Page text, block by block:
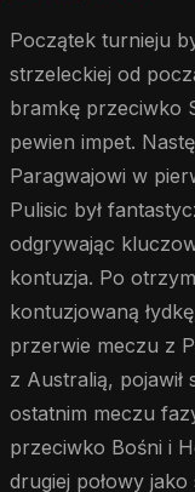
Początek turnieju
strzeleckiej od
bramkę przeciwko
pewien impet.
Paragwajowi w
Pulisic był
odgrywając
kontuzja. Po
kontuzjowaną
przerwie meczu z
z Australią,
ostatnim meczu
przeciwko Bośni i
drugiej połowy